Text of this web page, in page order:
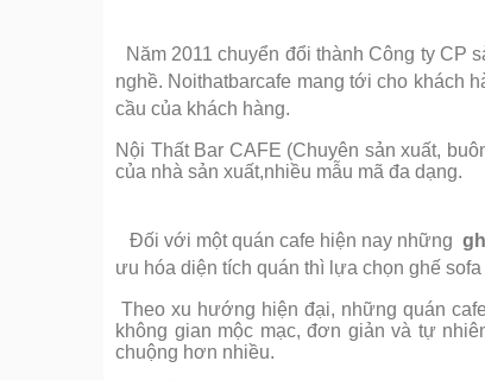
Năm 2011 chuyển đổi thành Công ty CP
nghề. Noithatbarcafe mang tới cho khách
cầu của khách hàng.
Nội Thất Bar CAFE (Chuyên sản xuất,
của nhà sản xuất,nhiều mẫu mã đa dạng.
Đối với một quán cafe hiện nay những
ưu hóa diện tích quán thì lựa chọn ghế
Theo xu hướng hiện đại, những quán
không gian mộc mạc, đơn giản và tự
chuộng hơn nhiều.